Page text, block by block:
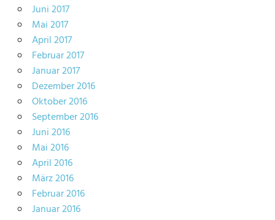
Juni 2017
Mai 2017
April 2017
Februar 2017
Januar 2017
Dezember 2016
Oktober 2016
September 2016
Juni 2016
Mai 2016
April 2016
März 2016
Februar 2016
Januar 2016